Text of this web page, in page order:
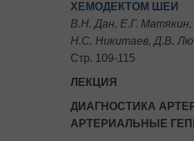
ХЕМОДЕКТОМ ШЕИ
В.Н. Дан, Е.Г. Матякин,
Н.С. Никитаев, Д.В.
Стр. 109-115
ЛЕКЦИЯ
ДИАГНОСТИКА
АРТЕРИАЛЬНЫЕ